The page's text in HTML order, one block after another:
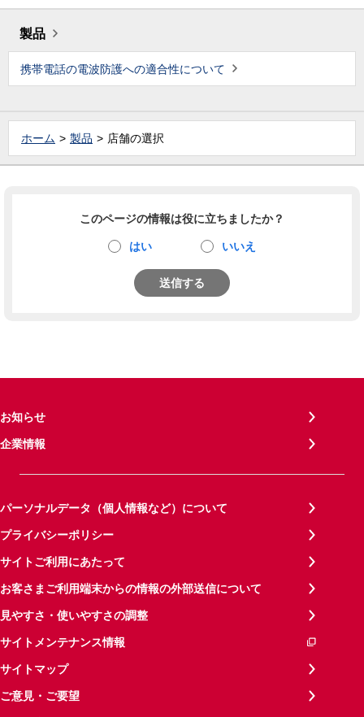
製品
携帯電話の電波防護への適合性について
ホーム 製品 店舗の選択
このページの情報は役に立ちましたか？
はい いいえ
送信する
お知らせ
企業情報
パーソナルデータ（個人情報など）について
プライバシーポリシー
サイトご利用にあたって
お客さまご利用端末からの情報の外部送信について
見やすさ・使いやすさの調整
サイトメンテナンス情報
サイトマップ
ご意見・ご要望